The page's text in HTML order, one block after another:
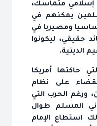
متماسك،
يمكنهم في
ومصيريا في
حقيقي، ليكونوا
الدينية.
حاكتها أمريكا
على نظام
ورغم الحرب التي
المسلم طوال
استطاع الإمام